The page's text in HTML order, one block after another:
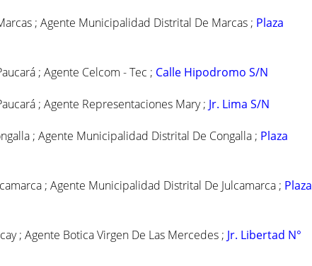
; Agente Municipalidad Distrital De Marcas ; Plaza
; Agente Celcom - Tec ; Calle Hipodromo S/N
; Agente Representaciones Mary ; Jr. Lima S/N
; Agente Municipalidad Distrital De Congalla ; Plaza
; Agente Municipalidad Distrital De Julcamarca ; Plaza
; Agente Botica Virgen De Las Mercedes ; Jr. Libertad N°